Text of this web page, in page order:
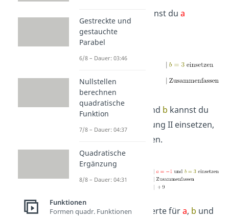
kannst dua
ausrechnen.
Die Werte für und b kannst du
jetzt in die Gleichung II einsetzen,
auszurechnen.
Jetzt, da du die Werte füra, b und
Gestreckte und
gestauchte
Parabel
6/8 – Dauer: 03:46
Nullstellen
berechnen
quadratische
Funktion
7/8 – Dauer: 04:37
Quadratische
Ergänzung
8/8 – Dauer: 04:31
Funktionen
Formen quadr. Funktionen